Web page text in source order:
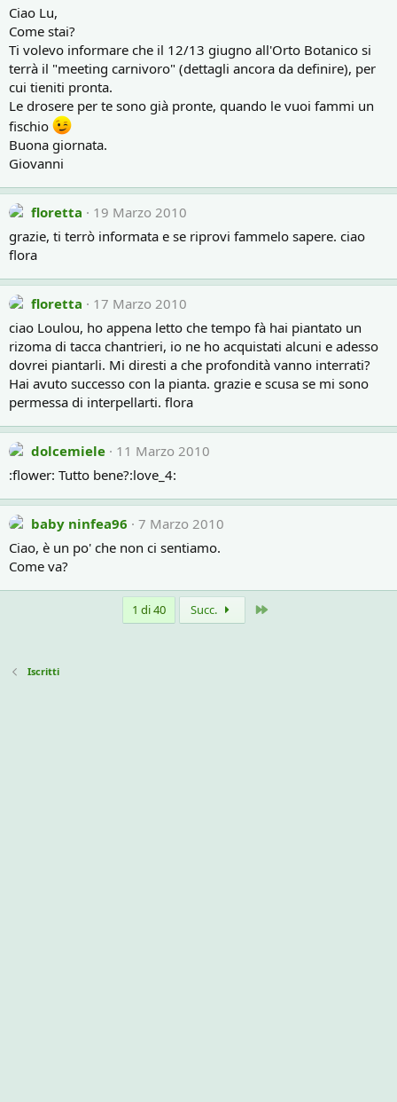
Ciao Lu,
Come stai?
Ti volevo informare che il 12/13 giugno all'Orto Botanico si
terrà il "meeting carnivoro" (dettagli ancora da definire), per
cui tieniti pronta.
Le drosere per te sono già pronte, quando le vuoi fammi un
fischio
Buona giornata.
Giovanni
floretta
19 Marzo 2010
grazie, ti terrò informata e se riprovi fammelo sapere. ciao
flora
floretta
17 Marzo 2010
ciao Loulou, ho appena letto che tempo fà hai piantato un
rizoma di tacca chantrieri, io ne ho acquistati alcuni e adesso
dovrei piantarli. Mi diresti a che profondità vanno interrati?
Hai avuto successo con la pianta. grazie e scusa se mi sono
permessa di interpellarti. flora
dolcemiele
11 Marzo 2010
:flower: Tutto bene?:love_4:
baby ninfea96
7 Marzo 2010
Ciao, è un po' che non ci sentiamo.
Come va?
1 di 40 Succ.
Iscritti